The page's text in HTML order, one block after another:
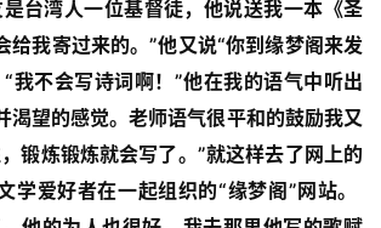
台湾人一位基督徒，他说送我一本《圣
给我寄过来的。”他又说“你到缘梦阁来发
我不会写诗词啊！”他在我的语气中听出
渴望的感觉。老师语气很平和的鼓励我又
锻炼锻炼就会写了。”就这样去了网上的
学爱好者在一起组织的“缘梦阁”网站。